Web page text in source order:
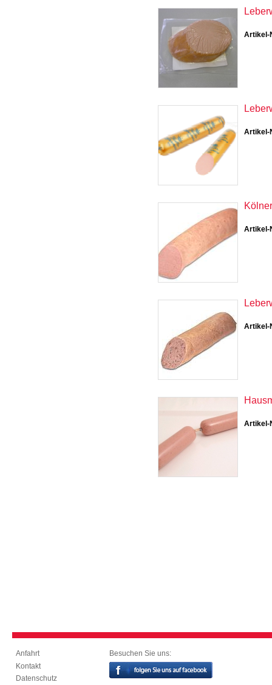
Artikel-
Artikel-
Artikel-
Artikel-
Artikel-
Anfahrt
Kontakt
Datenschutz
Besuchen Sie uns: